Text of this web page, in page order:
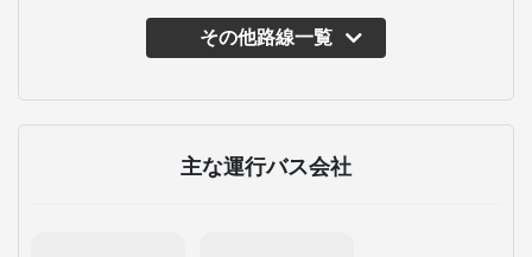
その他路線一覧
主な運行バス会社